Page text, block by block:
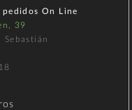
On Line
39
Sebastián